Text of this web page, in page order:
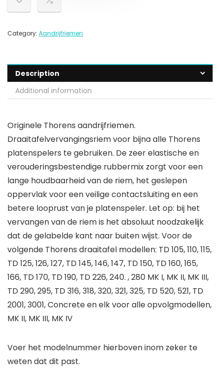
Category: Aandrijfriemen
Description
Additional information
Originele Thorens aandrijfriemen.
Draaitafelvervangingsriem voor bijna alle Thorens
platenspelers te gebruiken. De zeer elastische en
verouderingsbestendige rubbermix zorgt voor een
lange houdbaarheid van de riem, het geslepen
oppervlak voor een veilige contactsluiting en een
betere looprust van je platenspeler. Let op: bij het
vervangen van de riem is het absoluut noodzakelijk
dat de gelabelde kant naar buiten wijst. Voor de
volgende Thorens draaitafel modellen: TD 105, 110, 115,
TD 125, 126, 127, TD 145, 146, 147, TD 150, TD 160, 165,
166, TD 170, TD 190, TD 226, 240. , 280 MK I, MK II, MK III,
TD 290, 295, TD 316, 318, 320, 321, 325, TD 520, 521, TD
2001, 3001, Concrete en elk voor alle opvolgmodellen,
MK II, MK III, MK IV
Voer het modelnummer hierboven inom zeker te
weten dat dit past.